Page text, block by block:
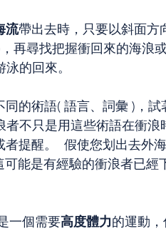
流帶出去時，只要以斜面方
再尋找把握衝回來的海浪
的回來。
的術語( 語言、詞彙 )，
不只是用這些術語在衝浪
提醒。  假使您划出去外
能是有經驗的衝浪者已經
一個需要高度體力的運動